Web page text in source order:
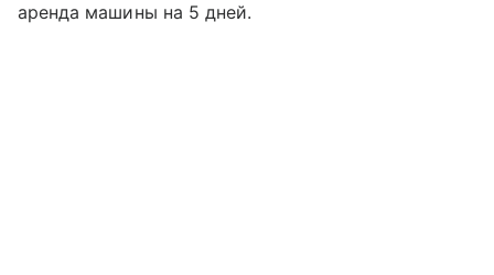
аренда машины на 5 дней.